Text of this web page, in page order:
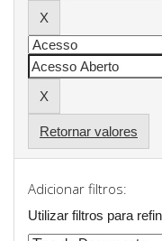
Retornar valores
Adicionar filtros:
Utilizar filtros para